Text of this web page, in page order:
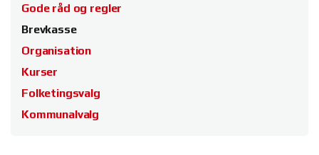
Gode råd og regler
Brevkasse
Organisation
Kurser
Folketingsvalg
Kommunalvalg